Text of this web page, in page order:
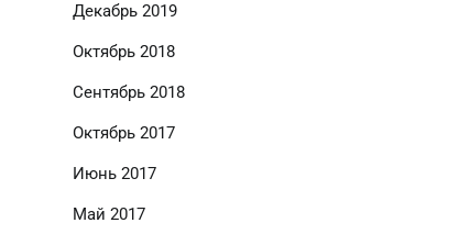
Декабрь 2019
Октябрь 2018
Сентябрь 2018
Октябрь 2017
Июнь 2017
Май 2017